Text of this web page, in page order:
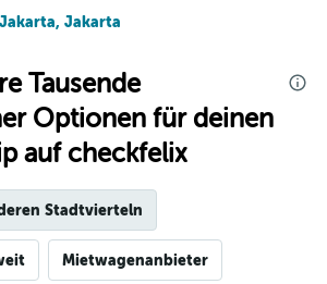
Jakarta
Tausende
Optionen für deinen
auf checkfelix
Stadtvierteln
Mietwagenanbieter